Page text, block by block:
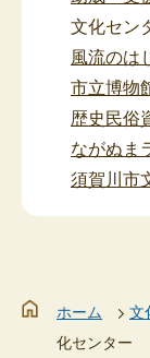
文化セン
風流のは
市立博物
歴史民俗
ながぬま
須賀川市
ホーム 文
化センター